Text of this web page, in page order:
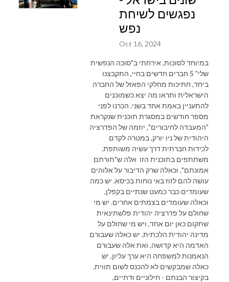
נפגשים לשיחת
נפש
Oct 16, 2024
במיוחד לסוכות, אירחתי ב"סוכה הנפשית
שלי" 5 חברים חדשים בחיי, התקבצנו
ביחד, חתיכות מחלקי הפאזל של החברה
הישראלית ותראו מה יצא כשמוכנים
להתעניין באמת אחד בשני. הכרנו לפני
מספר חודשים במסגרת תוכנית שנקראת
"המעבדה לחיבורים", יוזמה של הפדרציה
היהודית של ניו יורק, במטרה לקדם
לכידות חברתית דרך עשיה משותפת.
משתתפים בתוכנית הזו אלה ש"תורתם
אמונתם", וכאלה שרק הדיבור על אלוהים
עושה להם לזוז באי נוחות בכיסא. יש כמה
שעומדים כבר כמעט שנתיים בקפלן,
וכאלה שעומדים בצמתים אחרים. יש מי
שחולם על פדרציה יהודית פלשתינאית
שתקום כאן יום אחד, ויש מי שחולם על
מדינה יהודית הלכתית. יש כאלה שעבורם
האדמה היא קדושה, ואת אלה שעבורם
הנאמנות למשפחה היא ערך עליון, יש
כאלה שמבקשים לא להכנס לשום תווית.
בקיצור הבנתם - חילוניים ודתיים,